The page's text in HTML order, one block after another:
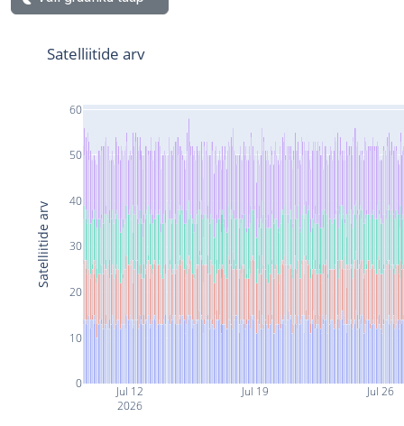
Jul 12
2026
Jul 19 Jul 26
0
10
20
30
40
50
60
Satelliitide arv
Satelliitide arv